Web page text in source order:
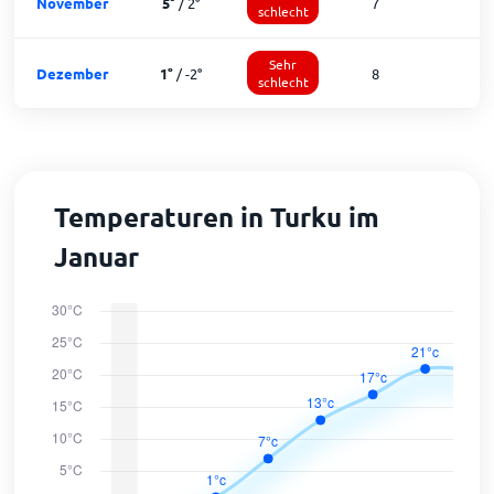
schlecht
Dezember 1°/-2°
Sehr
schlecht
8
Temperaturen in Turku im
Januar